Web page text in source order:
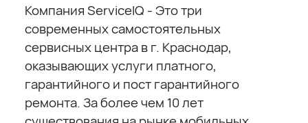
Компания ServiceIQ - Это три
современных самостоятельных
сервисных центра в г. Краснодар,
оказывающих услуги платного,
гарантийного и пост гарантийного
ремонта. За более чем 10 лет